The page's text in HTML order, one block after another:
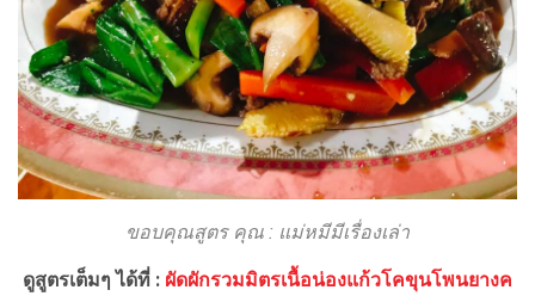
ขอบคุณสูตร คุณ : แม่หมีมีเรื่องเล่า
ดูสูตรเต็มๆ ได้ที่ : ผัดผักรวมมิตรเนื้อน่องแก้วโคขุนโพนยางค